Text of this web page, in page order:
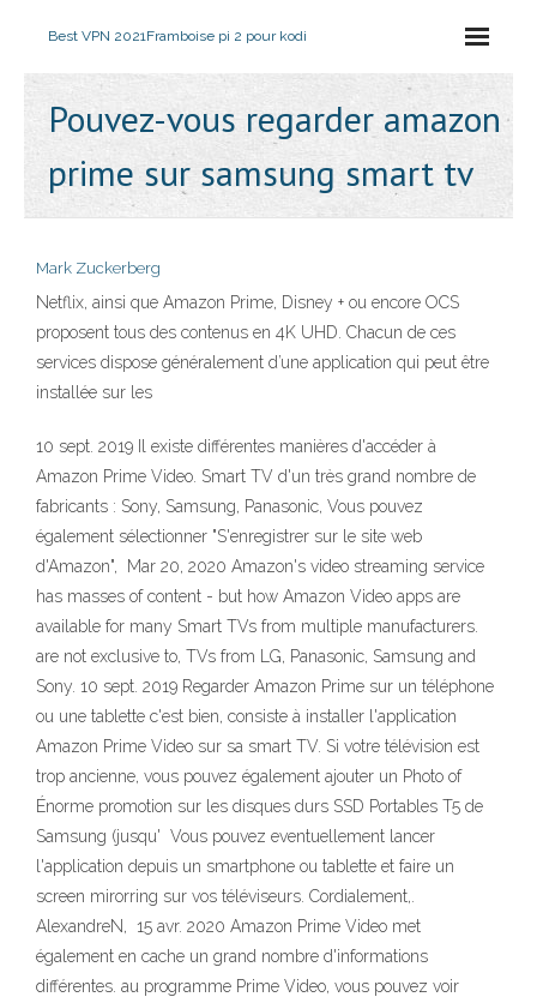
Best VPN 2021Framboise pi 2 pour kodi
Pouvez-vous regarder amazon
prime sur samsung smart tv
Mark Zuckerberg
Netflix, ainsi que Amazon Prime, Disney + ou encore OCS
proposent tous des contenus en 4K UHD. Chacun de ces
services dispose généralement d’une application qui peut être
installée sur les
10 sept. 2019 Il existe différentes manières d'accéder à
Amazon Prime Video. Smart TV d'un très grand nombre de
fabricants : Sony, Samsung, Panasonic, Vous pouvez
également sélectionner "S'enregistrer sur le site web
d'Amazon", Mar 20, 2020 Amazon's video streaming service
has masses of content - but how Amazon Video apps are
available for many Smart TVs from multiple manufacturers.
are not exclusive to, TVs from LG, Panasonic, Samsung and
Sony. 10 sept. 2019 Regarder Amazon Prime sur un téléphone
ou une tablette c'est bien, consiste à installer l'application
Amazon Prime Video sur sa smart TV. Si votre télévision est
trop ancienne, vous pouvez également ajouter un Photo of
Énorme promotion sur les disques durs SSD Portables T5 de
Samsung (jusqu' Vous pouvez eventuellement lancer
l'application depuis un smartphone ou tablette et faire un
screen mirorring sur vos téléviseurs. Cordialement,.
AlexandreN, 15 avr. 2020 Amazon Prime Video met
également en cache un grand nombre d'informations
différentes. au programme Prime Video, vous pouvez voir